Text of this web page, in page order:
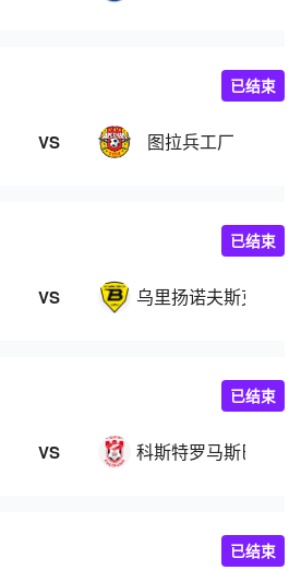
VS 图拉兵工厂
已结束
VS 乌里扬诺夫斯克伏尔
已结束
VS 科斯特罗马斯巴达
已结束
已结束